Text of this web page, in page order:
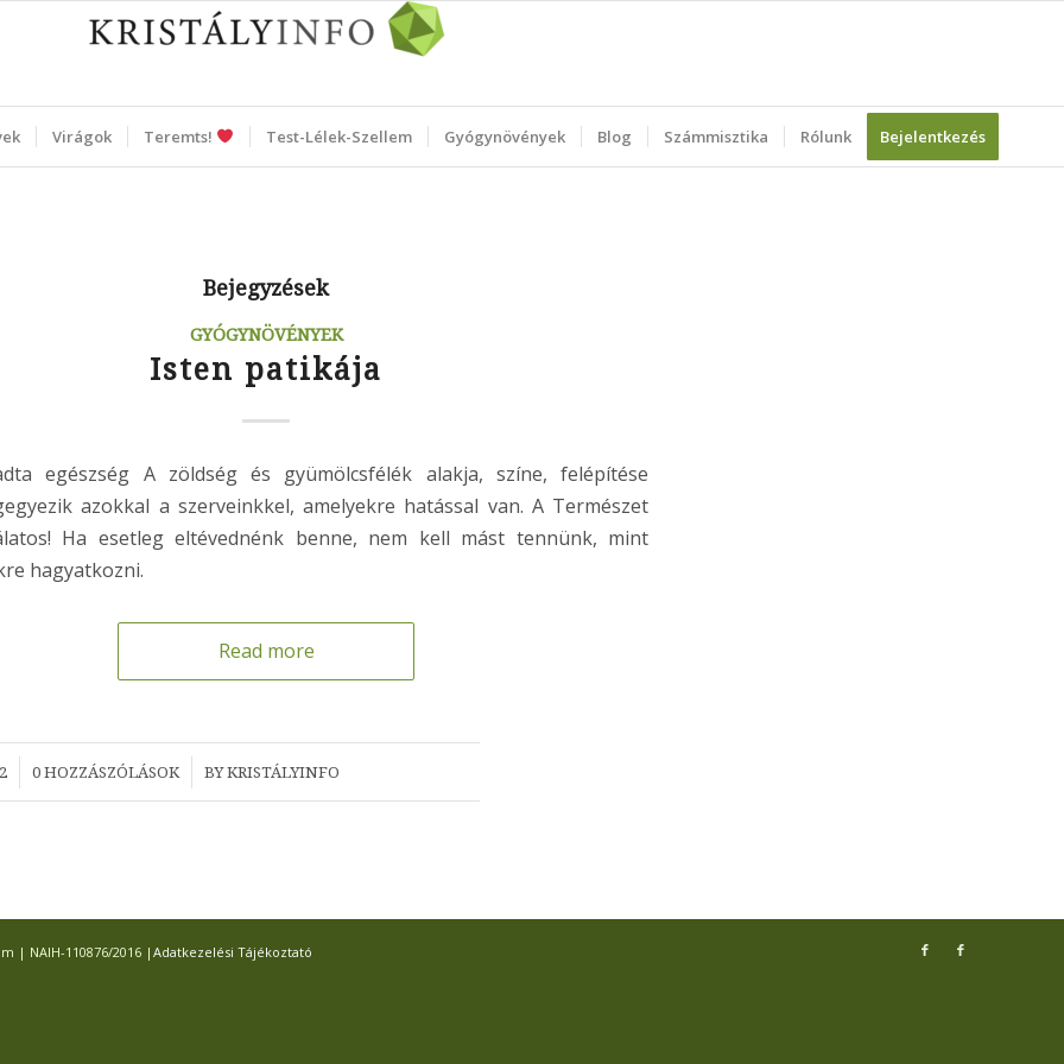
Virágok Teremts! Test-Lélek-Szellem Gyógynövények Blog Számmisztika Rólunk Bejelentkezés
Bejegyzések
GYÓGYNÖVÉNYEK
Isten patikája
egészség A zöldség és gyümölcsfélék alakja, színe, felépítése
azokkal a szerveinkkel, amelyekre hatással van. A Természet
Ha esetleg eltévednénk benne, nem kell mást tennünk, mint
hagyatkozni.
Read more
0 HOZZÁSZÓLÁSOK
/ BYKRISTÁLYINFO
| NAIH-110876/2016 | Adatkezelési Tájékoztató